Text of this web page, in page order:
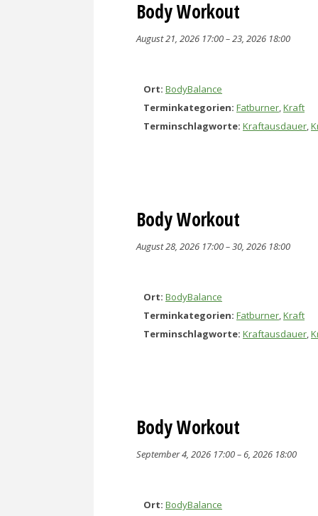
Body Workout
August 21, 2026 17:00–23, 2026 18:00
Ort: BodyBalance
Terminkategorien: Fatburner,Kraft
Terminschlagworte: Kraftausdauer,
Body Workout
August 28, 2026 17:00–30, 2026 18:00
Ort: BodyBalance
Terminkategorien: Fatburner,Kraft
Terminschlagworte: Kraftausdauer,
Body Workout
September 4, 2026 17:00–6, 2026 18:00
Ort: BodyBalance